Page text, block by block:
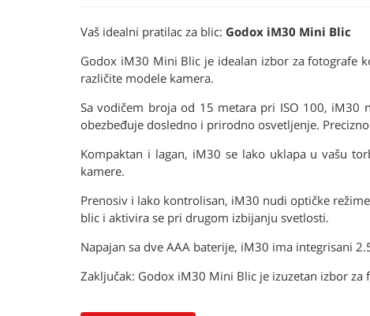
Vaš idealni pratilac za blic: Godox iM30 Mini Blic
Godox iM30 Mini Blic je idealan izbor za fotografe
različite modele kamera.
Sa vodičem broja od 15 metara pri ISO 100, iM30
obezbeđuje dosledno i prirodno osvetljenje.
Kompaktan i lagan, iM30 se lako uklapa u vašu
kamere.
Prenosiv i lako kontrolisan, iM30 nudi optičke
blic i aktivira se pri drugom izbijanju svetlosti.
Napajan sa dve AAA baterije, iM30 ima integrisani
Zaključak: Godox iM30 Mini Blic je izuzetan izbor